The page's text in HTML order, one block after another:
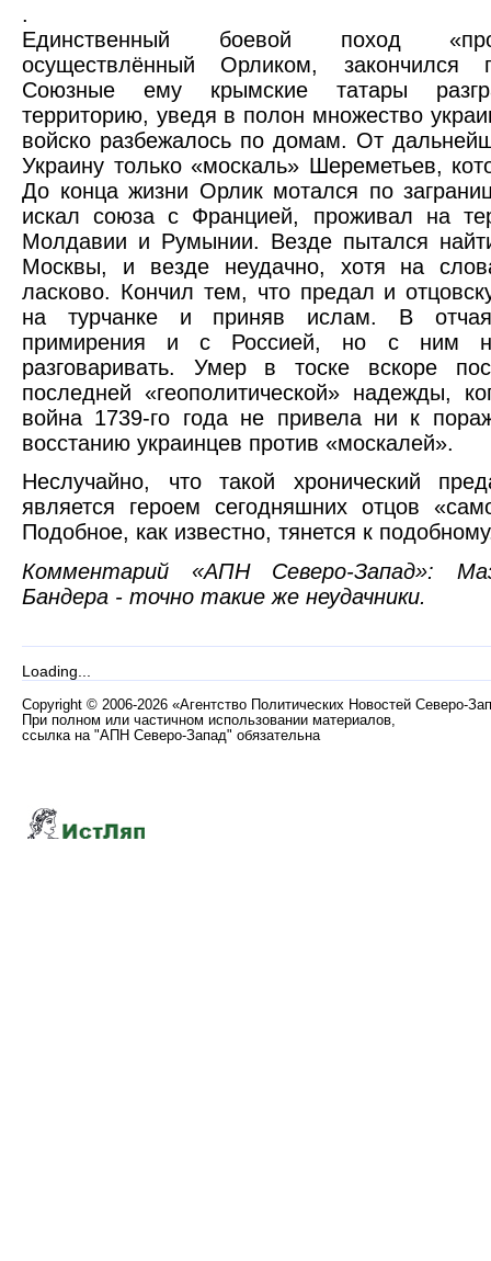
.
Единственный боевой поход
осуществлённый Орликом, закончился
Союзные ему крымские татары
территорию, уведя в полон множество
войско разбежалось по домам. От
Украину только «москаль» Шереметьев,
До конца жизни Орлик мотался по
искал союза с Францией, проживал на
Молдавии и Румынии. Везде пытался
Москвы, и везде неудачно, хотя на
ласково. Кончил тем, что предал и
на турчанке и приняв ислам. В
примирения и с Россией, но с ним
разговаривать. Умер в тоске вскоре
последней «геополитической» надежды,
война 1739-го года не привела ни к
восстанию украинцев против «москалей».
Неслучайно, что такой хронический
является героем сегодняшних отцов
Подобное, как известно, тянется к
Комментарий «АПН Северо-Запад»:
Бандера - точно такие же неудачники.
Loading...
Copyright © 2006-2026 «Агентство Политических Новостей Северо-
При полном или частичном использовании материалов,
ссылка на "АПН Северо-Запад" обязательна